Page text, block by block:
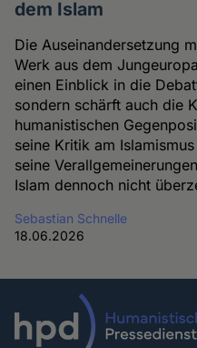
dem Islam
Die Auseinandersetzung
Werk aus dem
einen Einblick in die
sondern schärft auch die
humanistischen
seine Kritik am
seine
Islam dennoch nicht
Sebastian Schnelle
18.06.2026